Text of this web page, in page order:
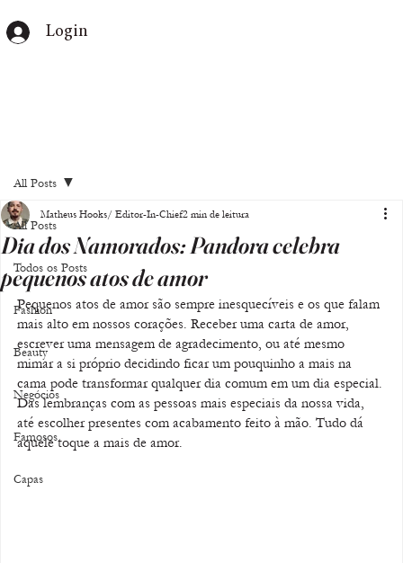
Login
All Posts
Todos os Posts
Fashion
Beauty
Negócios
Famosos
Capas
All Posts
Dia dos Namorados: Pandora celebra
pequenos atos de amor
Matheus Hooks/ Editor-In-Chief2 min de leitura
Pequenos atos de amor são sempre inesquecíveis e os que falam
mais alto em nossos corações. Receber uma carta de amor,
escrever uma mensagem de agradecimento, ou até mesmo
mimar a si próprio decidindo ficar um pouquinho a mais na
cama pode transformar qualquer dia comum em um dia especial.
Das lembranças com as pessoas mais especiais da nossa vida,
até escolher presentes com acabamento feito à mão. Tudo dá
aquele toque a mais de amor.